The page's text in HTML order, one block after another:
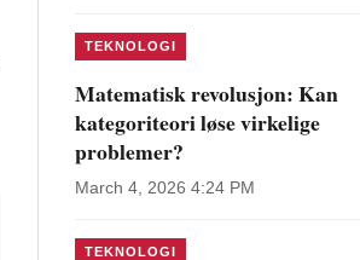
TEKNOLOGI
Matematisk revolusjon: Kan
kategoriteori løse virkelige
problemer?
March 4, 2026 4:24 PM
TEKNOLOGI